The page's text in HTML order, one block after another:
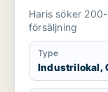
Haris söker
försäljning
Type
Industrilokal,